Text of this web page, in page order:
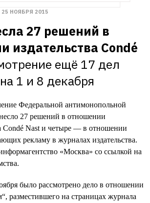
25 НОЯБРЯ 2015
27 решений в
издательства Condé
ещё 17 дел
1 и 8 декабря
Федеральной антимонопольной
27 решений в отношении
Condé Nast и четыре — в отношении
рекламу в журналах издательства.
«Москва» со ссылкой на
было рассмотрено дело в отношении
разместившего на страницах журнала